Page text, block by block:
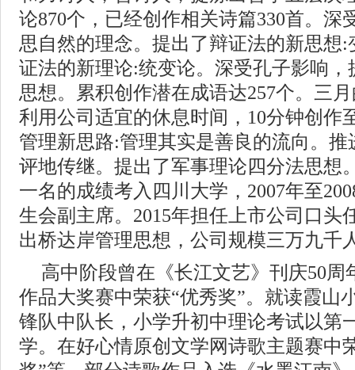
论870个，已经创作相关诗篇330首。深
思自然的理念。提出了辩证法的新思想
证法的新理论:统变论。深受孔子影响
思想。累积创作潜在成语达257个。三
利用公司适宜的休息时间，10分钟创作
管理新思路:管理其实是善良的流向。
评地传继。提出了军事理论四分法思想
一名的成绩考入四川大学，2007年至
生会副主席。2015年担任上市公司口头
出桥达岸管理思想，公司规模三万九千
高中阶段曾在《长江文艺》刊庆50周
作品大奖赛中荣获“优秀奖”。就读霞山
锋队中队长，小学升初中理论考试以第
学。在好心情原创文学网诗歌主题赛中